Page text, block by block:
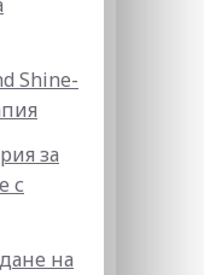
Shine-
за
с
на